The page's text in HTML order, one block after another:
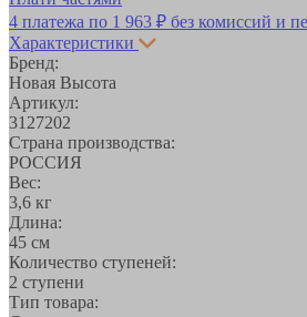
4 платежа по 1 963 ₽ без комиссий и
Характеристики
Бренд:
Новая Высота
Артикул:
3127202
Страна производства:
РОССИЯ
Вес:
3,6 кг
Длина:
45 см
Количество ступеней:
2 ступени
Тип товара: